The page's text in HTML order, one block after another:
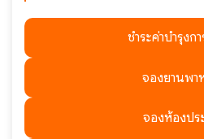
ชำระค่าบำรุงก
จองยานพา
จองห้องปร